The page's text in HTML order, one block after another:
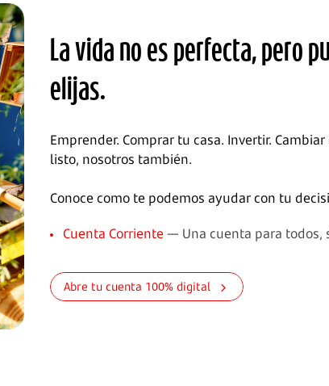
La vida no es perfecta, pero
elijas.
Emprender. Comprar tu casa. Invertir.
listo, nosotros también.
Conoce como te podemos ayudar con tu
Cuenta Corriente — Una cuenta para todos,
Abre tu cuenta 100% digital